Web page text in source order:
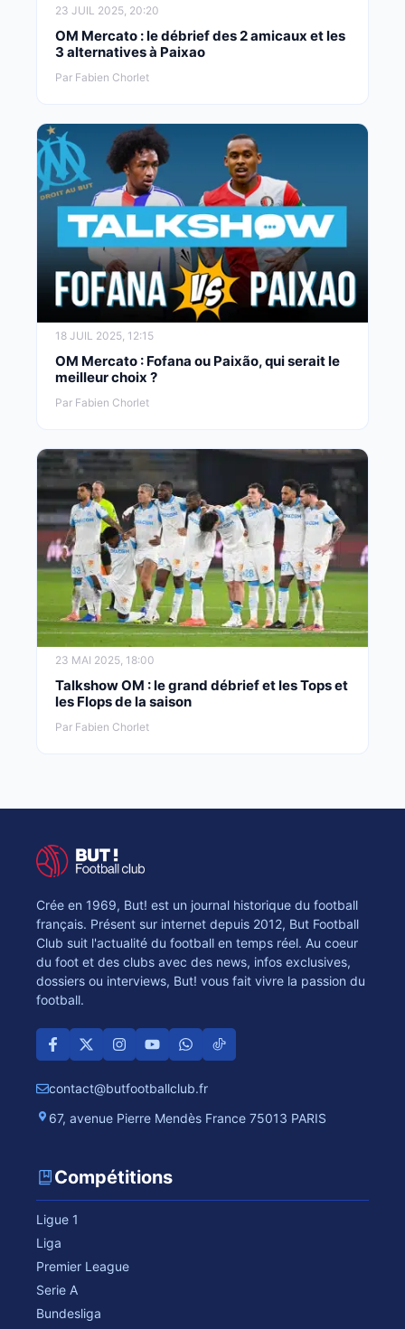
23 JUIL 2025, 20:20
OM Mercato : le débrief des 2 amicaux et les
3 alternatives à Paixao
Par Fabien Chorlet
18 JUIL 2025, 12:15
OM Mercato : Fofana ou Paixão, qui serait le
meilleur choix ?
Par Fabien Chorlet
23 MAI 2025, 18:00
Talkshow OM : le grand débrief et les Tops et
les Flops de la saison
Par Fabien Chorlet
Crée en 1969, But! est un journal historique du football
français. Présent sur internet depuis 2012, But Football
Club suit l'actualité du football en temps réel. Au coeur
du foot et des clubs avec des news, infos exclusives,
dossiers ou interviews, But! vous fait vivre la passion du
football.
contact@butfootballclub.fr
67, avenue Pierre Mendès France 75013 PARIS
Compétitions
Ligue 1
Liga
Premier League
Serie A
Bundesliga